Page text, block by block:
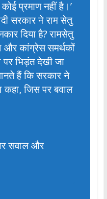
प्रमाण नहीं है।’
सरकार ने राम सेतु
दिया है? रामसेतु
और कांग्रेस समर्थकों
पर भिड़ंत देखी जा
हैं कि सरकार ने
कहा, जिस पर बवाल
सवाल और